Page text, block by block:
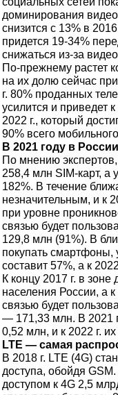
доминирования
снизится с 13% в
придется 19-34%
снижаться из-за
По-прежнему растет
на их долю сейчас
г. 80% проданных
усилится и приведет
2022 г., который
90% всего
В 2021 году в
По мнению экспертов,
258,4 млн SIM-карт, а
182%. В течение
незначительным, и к
при уровне
связью будет
129,8 млн (91%). В
покупать смартфоны,
составит 57%, а к
К концу 2017 г. в зоне
населения России, а
связью будет
— 171,33 млн. В 2021
0,52 млн, и к 2022 г.
LTE — самая
В 2018 г. LTE (4G)
доступа, обойдя
доступом к 4G 2,5